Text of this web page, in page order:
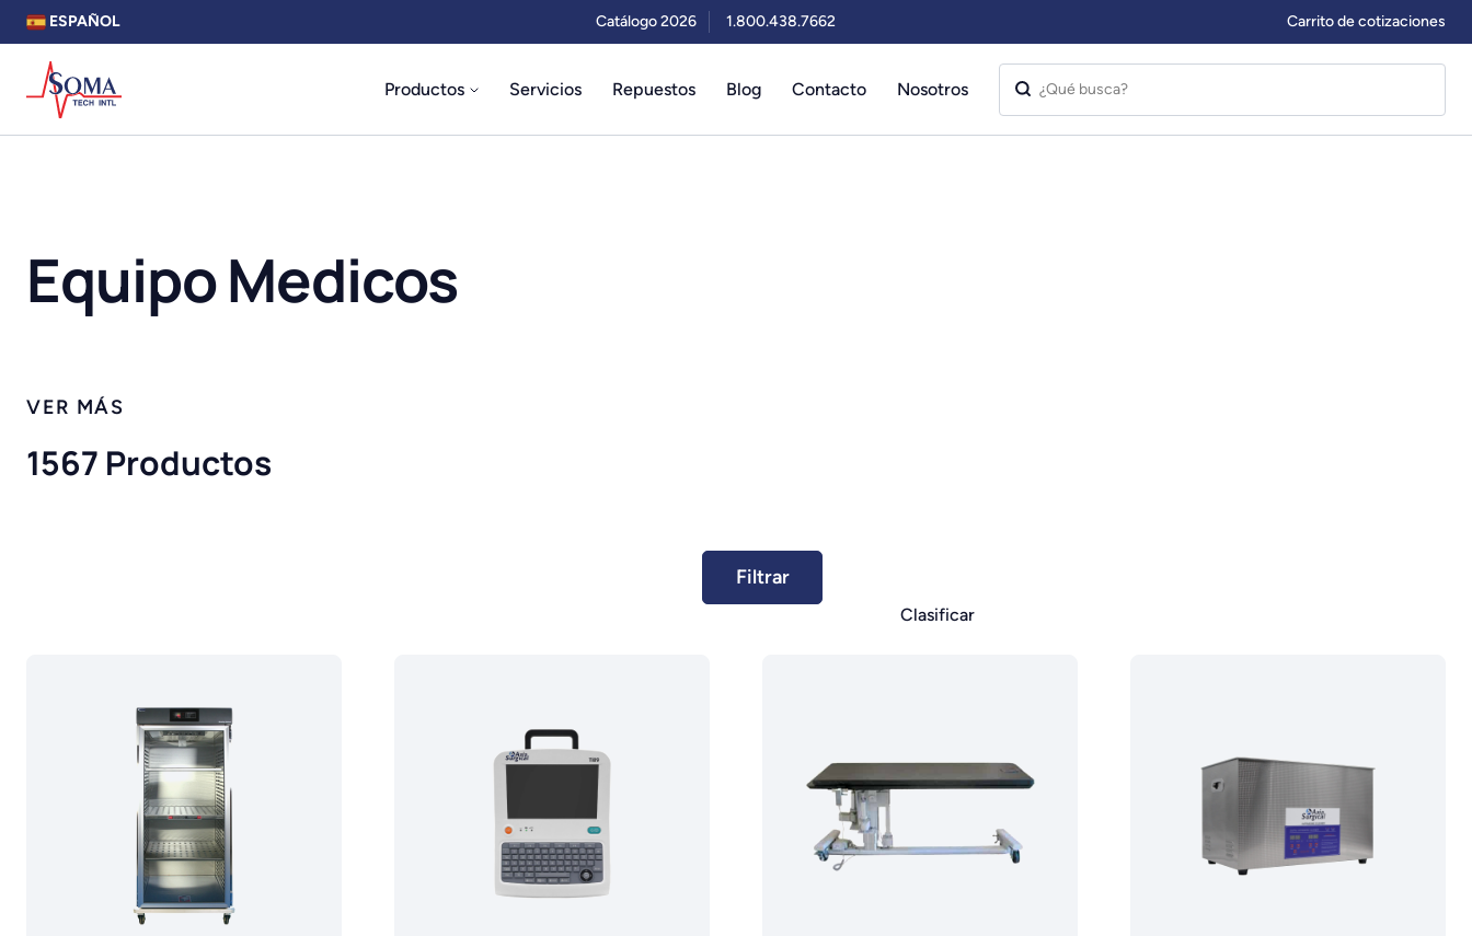
ESPAÑOL Catálogo 2026 1.800.438.7662 Carrito de cotizaciones
Productos Servicios Repuestos Blog Contacto Nosotros
Equipo Medicos
1567 Productos
Clasificar